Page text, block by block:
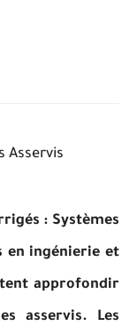
Asservis
: Systèmes
en ingénierie et
approfondir
asservis. Les